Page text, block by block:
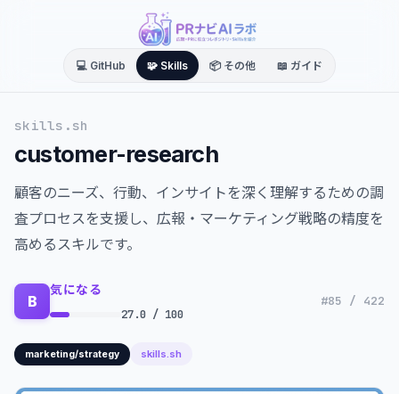
💻 GitHub 🧩 Skills 📦 その他 📖 ガイド
skills.sh
customer-research
顧客のニーズ、行動、インサイトを深く理解するための調
査プロセスを支援し、広報・マーケティング戦略の精度を
高めるスキルです。
B
気になる
27.0 / 100
#85 / 422
marketing/strategy skills.sh